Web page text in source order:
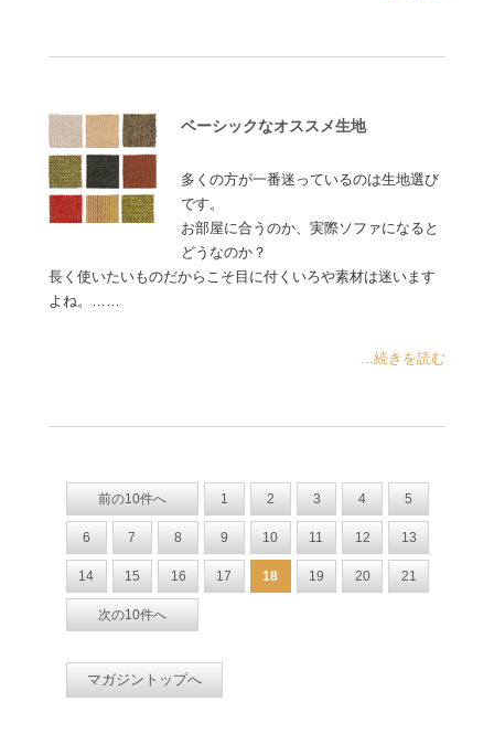
ベーシックなオススメ生地
多くの方が一番迷っているのは生地選び
です。
お部屋に合うのか、実際ソファになると
どうなのか？
長く使いたいものだからこそ目に付くいろや素材は迷います
よね。……
...続きを読む
前の10件へ 1 2 3 4 5
6 7 8 9 10 11 12 13
14 15 16 17 18 19 20 21
次の10件へ
マガジントップへ